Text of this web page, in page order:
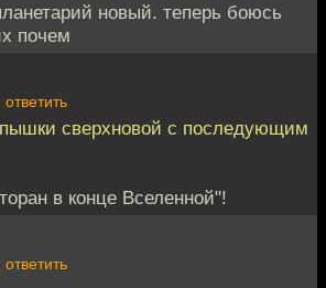
новый. теперь боюсь
почем
ответить
сверхновой с последующим
в конце Вселенной"!
ответить